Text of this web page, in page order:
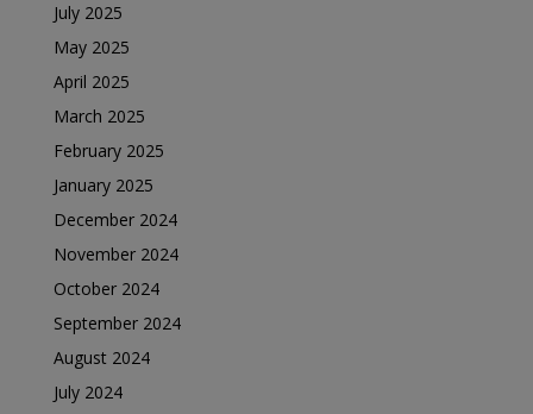
July 2025
May 2025
April 2025
March 2025
February 2025
January 2025
December 2024
November 2024
October 2024
September 2024
August 2024
July 2024